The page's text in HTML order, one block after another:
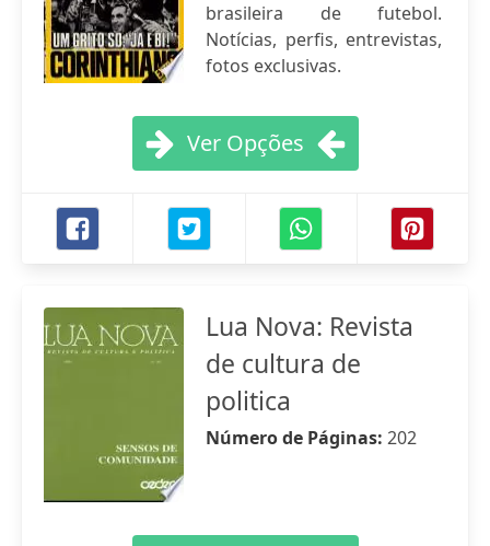
brasileira de futebol.
Notícias, perfis, entrevistas,
fotos exclusivas.
Ver Opções
Lua Nova: Revista
de cultura de
politica
Número de Páginas: 202